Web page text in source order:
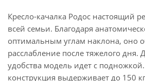
Кресло-качалка Родос настоящий
всей семьи. Благодаря
оптимальным углам наклона, оно
расслабление после тяжелого дня.
удобства модель идет с
конструкция выдерживает до 150